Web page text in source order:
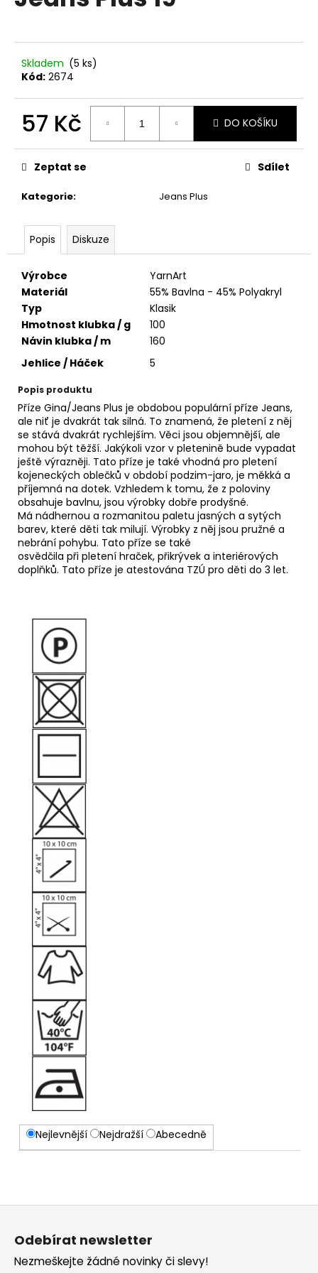
5
hvězdiček.
Skladem (5 ks)
Kód: 2674
57 Kč
cena:
DO KOŠÍKU
Kategorie: Jeans Plus
Zeptat se Sdílet
Popis Diskuze
Výrobce
YarnArt
Materiál
55% Bavlna - 45% Polyakryl
Typ
Klasik
Hmotnost klubka / g
100
Návin klubka / m
160
Jehlice / Háček
5
Popis produktu
Příze Gina/Jeans Plus je obdobou populární příze Jeans,
ale niť je dvakrát tak silná. To znamená, že pletení z něj
se stává dvakrát rychlejším. Věci jsou objemnější, ale
mohou být těžší. Jakýkoli vzor v pletenině bude vypadat
ještě výrazněji. Tato příze je také vhodná pro pletení
kojeneckých oblečků v období podzim-jaro, je měkká a
příjemná na dotek. Vzhledem k tomu, že z poloviny
obsahuje bavlnu, jsou výrobky dobře prodyšné.
Má nádhernou a rozmanitou paletu jasných a sytých
barev, které děti tak milují. Výrobky z něj jsou pružné a
nebrání pohybu. Tato příze se také
osvědčila při pletení hraček, přikrývek a interiérových
doplňků. Tato příze je atestována TZÚ pro děti do 3 let.
Nejlevnější Nejdražší Abecedně
j
?
p
o
u
č
u
e
m
e
ALIZE
PUFFY
COLOR
6046
56
Kč
Z
Odebírat newsletter
Nezmeškejte žádné novinky či slevy!